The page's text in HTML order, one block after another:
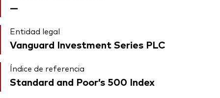
—
Entidad legal
Vanguard Investment Series PLC
Índice de referencia
Standard and Poor’s 500 Index